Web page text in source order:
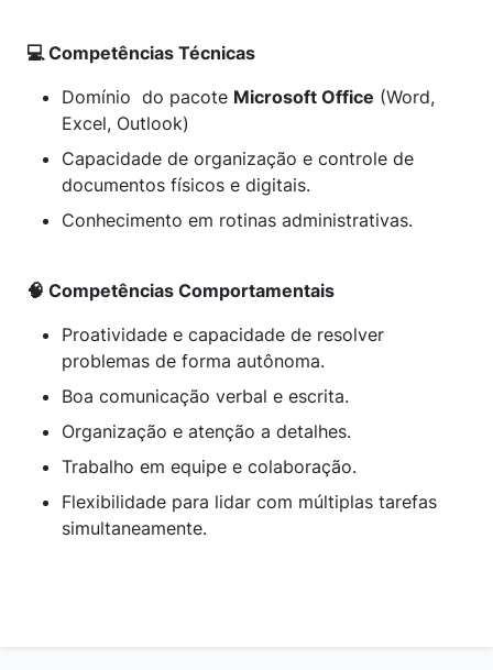
💻 Competências Técnicas
Domínio do pacote Microsoft Office (Word,
Excel, Outlook)
Capacidade de organização e controle de
documentos físicos e digitais.
Conhecimento em rotinas administrativas.
🧠 Competências Comportamentais
Proatividade e capacidade de resolver
problemas de forma autônoma.
Boa comunicação verbal e escrita.
Organização e atenção a detalhes.
Trabalho em equipe e colaboração.
Flexibilidade para lidar com múltiplas tarefas
simultaneamente.